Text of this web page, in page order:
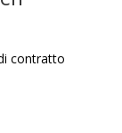
contratto